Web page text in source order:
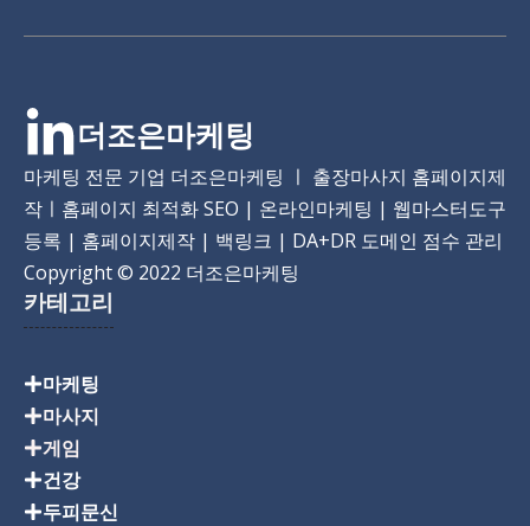
더조은마케팅
마케팅 전문 기업 더조은마케팅 ㅣ 출장마사지 홈페이지제
작ㅣ홈페이지 최적화 SEO | 온라인마케팅 | 웹마스터도구
등록 | 홈페이지제작 | 백링크 | DA+DR 도메인 점수 관리
Copyright© 2022 더조은마케팅
카테고리
마케팅
마사지
게임
건강
두피문신